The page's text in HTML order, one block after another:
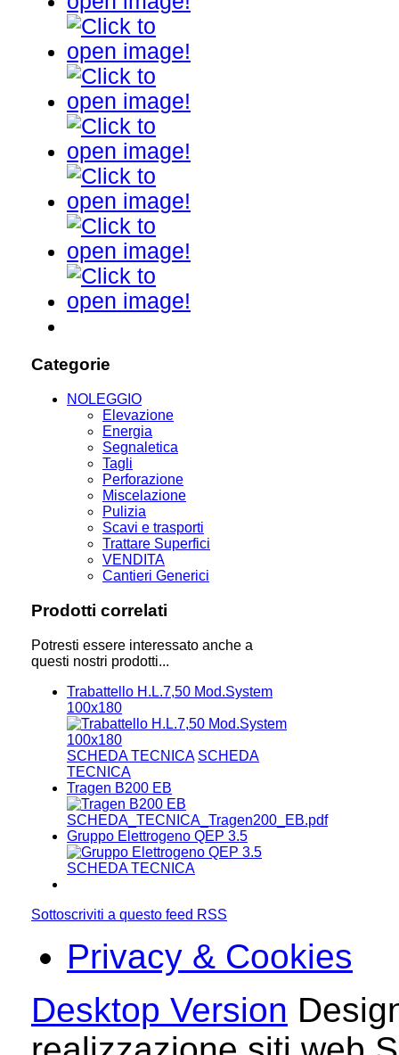
Categorie
NOLEGGIO
Elevazione
Energia
Segnaletica
Tagli
Perforazione
Miscelazione
Pulizia
Scavi e trasporti
Trattare Superfici
VENDITA
Cantieri Generici
Prodotti correlati
Potresti essere interessato anche a
questi nostri prodotti...
Trabattello H.L.7,50 Mod.System
100x180
SCHEDA TECNICA SCHEDA
TECNICA
Tragen B200 EB
SCHEDA_TECNICA_Tragen200_EB.pdf
Gruppo Elettrogeno QEP 3.5
SCHEDA TECNICA
Sottoscriviti a questo feed RSS
Privacy & Cookies
Desktop Version